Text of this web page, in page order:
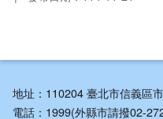
地址：110204 臺北市信義區
電話：1999(外縣市請撥02-